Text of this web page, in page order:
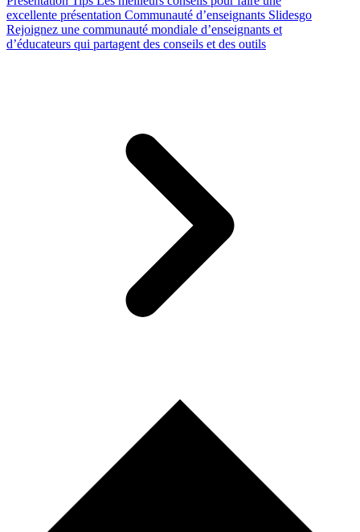
excellente présentation Communauté d’enseignants Slidesgo
Rejoignez une communauté mondiale d’enseignants et
d’éducateurs qui partagent des conseils et des outils